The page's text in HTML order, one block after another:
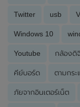
Twitter usb
Windows 10
Youtube กล้องดิ
คีย์บอร์ด ตามกระ
ภัยจากอินเตอร์เน็ต